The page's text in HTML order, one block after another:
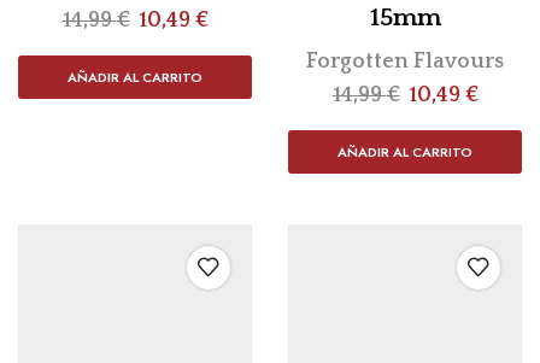
14,99€ 10,49 €
AÑADIR AL CARRITO
15mm
Forgotten Flavours
14,99€ 10,49 €
AÑADIR AL CARRITO